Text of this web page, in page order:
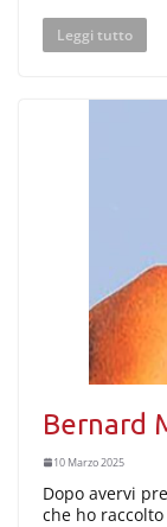
Leggi tutto
Bernard
10 Marzo 2025
Dopo avervi
che ho